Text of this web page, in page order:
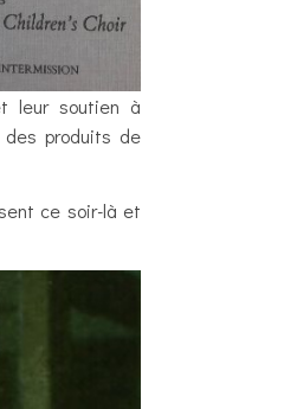
leur soutien à
des produits de
ce soir-là et